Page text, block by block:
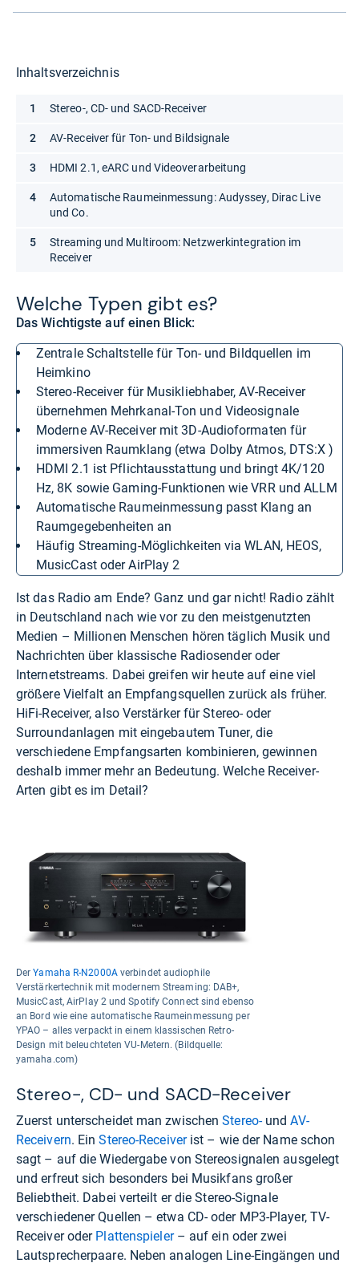
Wel­che Typen gibt es?
Das Wichtigste auf einen Blick:
Zentrale Schaltstelle für Ton- und Bildquellen im
Heimkino
Stereo-Receiver für Musikliebhaber, AV-Receiver
übernehmen Mehrkanal-Ton und Videosignale
Moderne AV-Receiver mit 3D-Audioformaten für
immersiven Raumklang (etwa Dolby Atmos, DTS:X )
HDMI 2.1 ist Pflichtausstattung und bringt 4K/120
Hz, 8K sowie Gaming-Funktionen wie VRR und ALLM
Automatische Raumeinmessung passt Klang an
Raumgegebenheiten an
Häufig Streaming-Möglichkeiten via WLAN, HEOS,
MusicCast oder AirPlay 2
Ist das Radio am Ende? Ganz und gar nicht! Radio zählt
in Deutschland nach wie vor zu den meistgenutzten
Medien – Millionen Menschen hören täglich Musik und
Nachrichten über klassische Radiosender oder
Internetstreams. Dabei greifen wir heute auf eine viel
größere Vielfalt an Empfangsquellen zurück als früher.
HiFi-Receiver, also Verstärker für Stereo- oder
Surroundanlagen mit eingebautem Tuner, die
verschiedene Empfangsarten kombinieren, gewinnen
deshalb immer mehr an Bedeutung. Welche Receiver-
Arten gibt es im Detail?
DerYamaha R-N2000Averbindet audiophile
Verstärkertechnik mit modernem Streaming: DAB+,
MusicCast, AirPlay 2 und Spotify Connect sind ebenso
an Bord wie eine automatische Raumeinmessung per
YPAO – alles verpackt in einem klassischen Retro-
Design mit beleuchteten VU-Metern. (Bildquelle:
yamaha.com)
Stereo-, CD- und SACD-Receiver
Zuerst unterscheidet man zwischenStereo-undAV-
Receivern. EinStereo-Receiverist – wie der Name schon
sagt – auf die Wiedergabe von Stereosignalen ausgelegt
und erfreut sich besonders bei Musikfans großer
Beliebtheit. Dabei verteilt er die Stereo-Signale
verschiedener Quellen – etwa CD- oder MP3-Player, TV-
Receiver oder Plattenspieler– auf ein oder zwei
Lautsprecherpaare. Neben analogen Line-Eingängen und
Inhaltsverzeichnis
Stereo-, CD- und SACD-Receiver
AV-Receiver für Ton- und Bildsignale
HDMI 2.1, eARC und Videoverarbeitung
Automatische Raumeinmessung: Audyssey, Dirac Live
und Co.
Streaming und Multiroom: Netzwerkintegration im
Receiver